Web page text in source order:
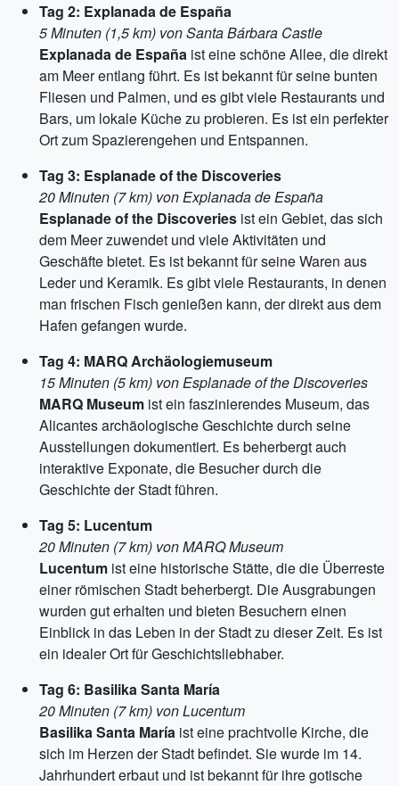
Tag 2: Explanada de España
5 Minuten (1,5 km) von Santa Bárbara Castle
Explanada de España ist eine schöne Allee, die direkt
am Meer entlang führt. Es ist bekannt für seine bunten
Fliesen und Palmen, und es gibt viele Restaurants und
Bars, um lokale Küche zu probieren. Es ist ein perfekter
Ort zum Spazierengehen und Entspannen.
Tag 3: Esplanade of the Discoveries
20 Minuten (7 km) von Explanada de España
Esplanade of the Discoveries ist ein Gebiet, das sich
dem Meer zuwendet und viele Aktivitäten und
Geschäfte bietet. Es ist bekannt für seine Waren aus
Leder und Keramik. Es gibt viele Restaurants, in denen
man frischen Fisch genießen kann, der direkt aus dem
Hafen gefangen wurde.
Tag 4: MARQ Archäologiemuseum
15 Minuten (5 km) von Esplanade of the Discoveries
MARQ Museum ist ein faszinierendes Museum, das
Alicantes archäologische Geschichte durch seine
Ausstellungen dokumentiert. Es beherbergt auch
interaktive Exponate, die Besucher durch die
Geschichte der Stadt führen.
Tag 5: Lucentum
20 Minuten (7 km) von MARQ Museum
Lucentum ist eine historische Stätte, die die Überreste
einer römischen Stadt beherbergt. Die Ausgrabungen
wurden gut erhalten und bieten Besuchern einen
Einblick in das Leben in der Stadt zu dieser Zeit. Es ist
ein idealer Ort für Geschichtsliebhaber.
Tag 6: Basilika Santa María
20 Minuten (7 km) von Lucentum
Basilika Santa María ist eine prachtvolle Kirche, die
sich im Herzen der Stadt befindet. Sie wurde im 14.
Jahrhundert erbaut und ist bekannt für ihre gotische